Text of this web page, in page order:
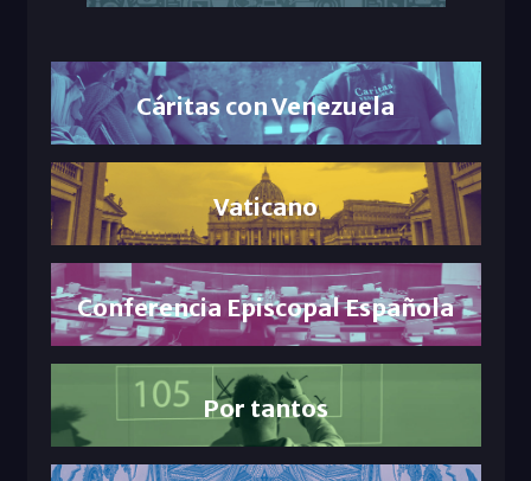
Cáritas con Venezuela
Vaticano
Conferencia Episcopal Española
Por tantos